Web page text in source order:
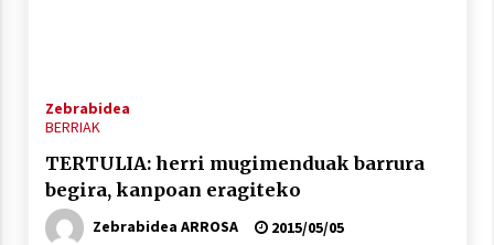
Zebrabidea
BERRIAK
TERTULIA: herri mugimenduak barrura
begira, kanpoan eragiteko
Zebrabidea ARROSA
2015/05/05